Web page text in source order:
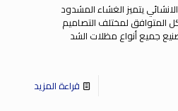
يتميز الغشاء المشدود
المتوافق لمختلف التصاميم
جميع أنواع مظلات الشد
قراءة المزيد